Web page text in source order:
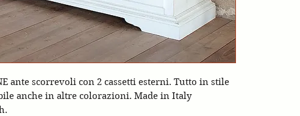
ante scorrevoli con 2 cassetti esterni. Tutto in stile
anche in altre colorazioni. Made in Italy